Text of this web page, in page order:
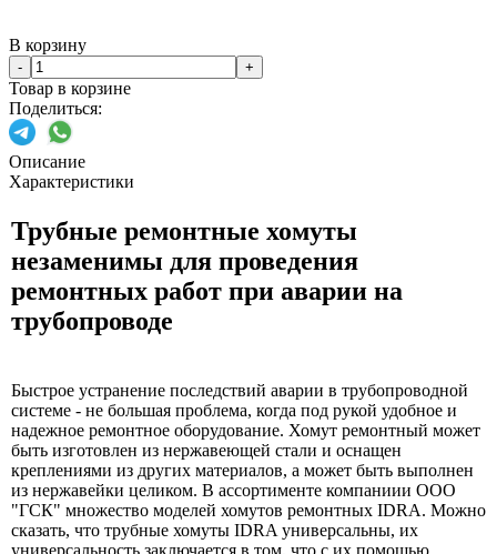
В корзину
- +
Товар в корзине
Поделиться:
Описание
Характеристики
Трубные ремонтные хомуты
незаменимы для проведения
ремонтных работ при аварии на
трубопроводе
Быстрое устранение последствий аварии в трубопроводной
системе - не большая проблема, когда под рукой удобное и
надежное ремонтное оборудование. Хомут ремонтный может
быть изготовлен из нержавеющей стали и оснащен
креплениями из других материалов, а может быть выполнен
из нержавейки целиком. В ассортименте компаниии ООО
"ГСК" множество моделей хомутов ремонтных IDRA. Можно
сказать, что трубные хомуты IDRA универсальны, их
универсальность заключается в том, что с их помощью